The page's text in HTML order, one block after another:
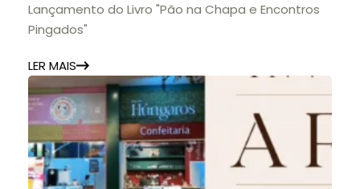
Lançamento do Livro "Pão na Chapa e Encontros
Pingados"
LER MAIS